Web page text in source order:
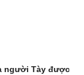
người Tày được